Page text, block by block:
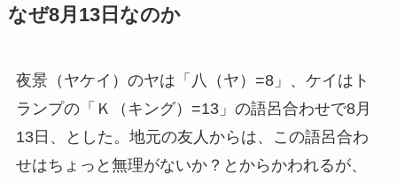
なぜ8月13日なのか
夜景（ヤケイ）のヤは「八（ヤ）=8」、ケイはト
ランプの「Ｋ（キング）=13」の語呂合わせで8月
13日、とした。地元の友人からは、この語呂合わ
せはちょっと無理がないか？とからかわれるが、